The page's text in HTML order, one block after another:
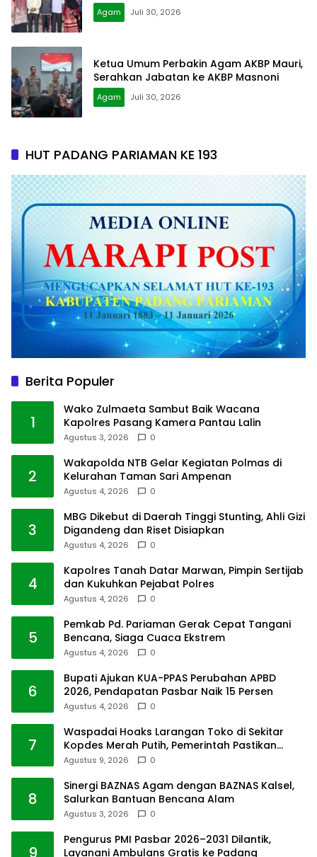
Agam Juli 30, 2026
Ketua Umum Perbakin Agam AKBP Mauri,
Serahkan Jabatan ke AKBP Masnoni
Agam Juli 30, 2026
HUT PADANG PARIAMAN KE 193
Berita Populer
1
Wako Zulmaeta Sambut Baik Wacana
Kapolres Pasang Kamera Pantau Lalin
Agustus 3, 2026 0
2
Wakapolda NTB Gelar Kegiatan Polmas di
Kelurahan Taman Sari Ampenan
Agustus 4, 2026 0
3
MBG Dikebut di Daerah Tinggi Stunting, Ahli Gizi
Digandeng dan Riset Disiapkan
Agustus 4, 2026 0
4
Kapolres Tanah Datar Marwan, Pimpin Sertijab
dan Kukuhkan Pejabat Polres
Agustus 4, 2026 0
5
Pemkab Pd. Pariaman Gerak Cepat Tangani
Bencana, Siaga Cuaca Ekstrem
Agustus 4, 2026 0
6
Bupati Ajukan KUA-PPAS Perubahan APBD
2026, Pendapatan Pasbar Naik 15 Persen
Agustus 4, 2026 0
7
Waspadai Hoaks Larangan Toko di Sekitar
Kopdes Merah Putih, Pemerintah Pastikan
Usaha Warga Tetap Dilindungi
Agustus 9, 2026 0
8
Sinergi BAZNAS Agam dengan BAZNAS Kalsel,
Salurkan Bantuan Bencana Alam
Agustus 3, 2026 0
9
Pengurus PMI Pasbar 2026–2031 Dilantik,
Layanani Ambulans Gratis ke Padang